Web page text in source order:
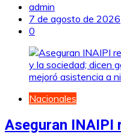
admin
7 de agosto de 2026
0
Nacionales
Aseguran INAIPI